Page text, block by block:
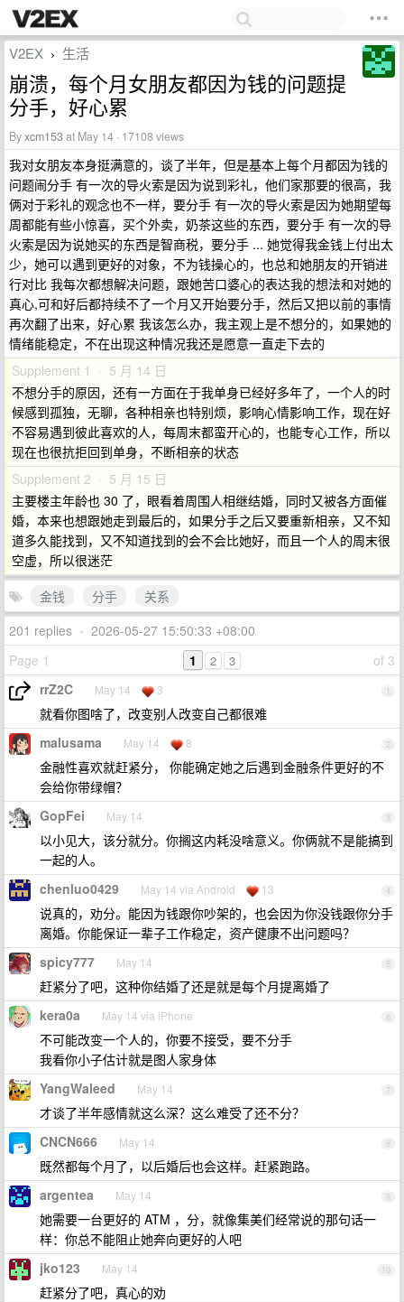
V2EX › 生活
崩溃，每个月女朋友都因为钱的问题提
分手，好心累
Byxcm153at May 14 · 17108 views
我对女朋友本身挺满意的，谈了半年，但是基本上每个月都因为钱的
问题闹分手 有一次的导火索是因为说到彩礼，他们家那要的很高，我
俩对于彩礼的观念也不一样，要分手 有一次的导火索是因为她期望每
周都能有些小惊喜，买个外卖，奶茶这些的东西，要分手 有一次的导
火索是因为说她买的东西是智商税，要分手 ... 她觉得我金钱上付出太
少，她可以遇到更好的对象，不为钱操心的，也总和她朋友的开销进
行对比 我每次都想解决问题，跟她苦口婆心的表达我的想法和对她的
真心,可和好后都持续不了一个月又开始要分手，然后又把以前的事情
再次翻了出来，好心累 我该怎么办，我主观上是不想分的，如果她的
情绪能稳定，不在出现这种情况我还是愿意一直走下去的
Supplement 1 · 5 月 14 日
不想分手的原因，还有一方面在于我单身已经好多年了，一个人的时
候感到孤独，无聊，各种相亲也特别烦，影响心情影响工作，现在好
不容易遇到彼此喜欢的人，每周末都蛮开心的，也能专心工作，所以
现在也很抗拒回到单身，不断相亲的状态
Supplement 2 · 5 月 15 日
主要楼主年龄也 30 了，眼看着周围人相继结婚，同时又被各方面催
婚，本来也想跟她走到最后的，如果分手之后又要重新相亲，又不知
道多久能找到，又不知道找到的会不会比她好，而且一个人的周末很
空虚，所以很迷茫
金钱
分手
关系
201 replies • 2026-05-27 15:50:33 +08:00
Page 1
of 3
1 2 3
1
rrZ2C May 14 3
就看你图啥了，改变别人改变自己都很难
2
malusama May 14 8
金融性喜欢就赶紧分， 你能确定她之后遇到金融条件更好的不
会给你带绿帽？
3
GopFei May 14
以小见大，该分就分。你搁这内耗没啥意义。你俩就不是能搞到
一起的人。
4
chenluo0429 May 14 via Android 13
说真的，劝分。能因为钱跟你吵架的，也会因为你没钱跟你分手
离婚。你能保证一辈子工作稳定，资产健康不出问题吗？
5
spicy777 May 14
赶紧分了吧，这种你结婚了还是就是每个月提离婚了
6
kera0a May 14 via iPhone
不可能改变一个人的，你要不接受，要不分手
我看你小子估计就是图人家身体
7
YangWaleed May 14
才谈了半年感情就这么深？这么难受了还不分？
8
CNCN666 May 14
既然都每个月了，以后婚后也会这样。赶紧跑路。
9
argentea May 14
她需要一台更好的 ATM ，分，就像集美们经常说的那句话一
样：你总不能阻止她奔向更好的人吧
10
jko123 May 14
赶紧分了吧，真心的劝